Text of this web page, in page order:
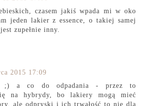
czasem jakiś wpada mi w oko
jeden lakier z essence, o takiej samej
zupełnie inny.
2015 17:09
;) a co do odpadania - przez to
na hybrydy, bo lakiery mogą mieć
ale odpryski i ich trwałość to nie dla